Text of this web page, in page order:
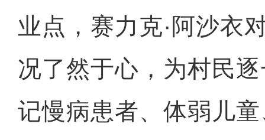
业点，赛力克·阿沙衣
况了然于心，为村民
记慢病患者、体弱儿